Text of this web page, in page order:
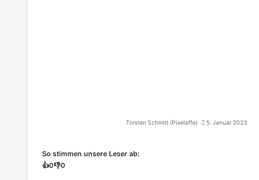
Torsten Schmitt (Pixelaffe) 5. Januar 2023
So stimmen unsere Leser ab:
👍0👎0